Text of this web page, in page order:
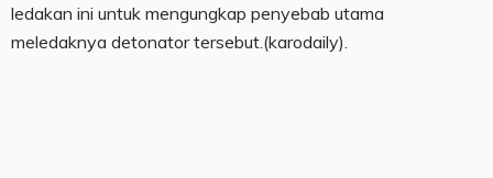
ledakan ini untuk mengungkap penyebab utama
meledaknya detonator tersebut.(karodaily).